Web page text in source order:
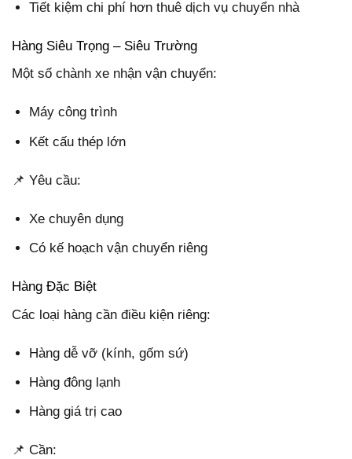
Tiết kiệm chi phí hơn thuê dịch vụ chuyển nhà
Hàng Siêu Trọng – Siêu Trường
Một số chành xe nhận vận chuyển:
Máy công trình
Kết cấu thép lớn
📌 Yêu cầu:
Xe chuyên dụng
Có kế hoạch vận chuyển riêng
Hàng Đặc Biệt
Các loại hàng cần điều kiện riêng:
Hàng dễ vỡ (kính, gốm sứ)
Hàng đông lạnh
Hàng giá trị cao
📌 Cần: